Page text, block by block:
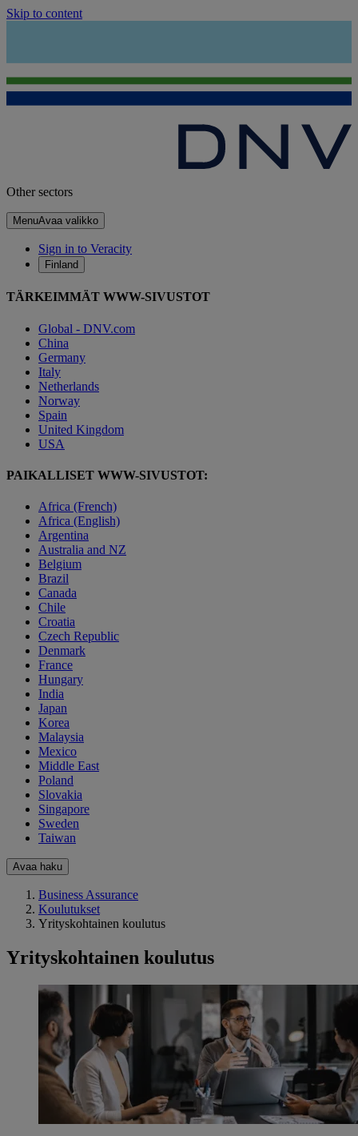
Skip to content
Other sectors
MenuAvaa valikko
Sign in to Veracity
Finland
TÄRKEIMMÄT WWW-SIVUSTOT
Global - DNV.com
China
Germany
Italy
Netherlands
Norway
Spain
United Kingdom
USA
PAIKALLISET WWW-SIVUSTOT:
Africa (French)
Africa (English)
Argentina
Australia and NZ
Belgium
Brazil
Canada
Chile
Croatia
Czech Republic
Denmark
France
Hungary
India
Japan
Korea
Malaysia
Mexico
Middle East
Poland
Slovakia
Singapore
Sweden
Taiwan
Avaa haku
Business Assurance
Koulutukset
Yrityskohtainen koulutus
Yrityskohtainen koulutus